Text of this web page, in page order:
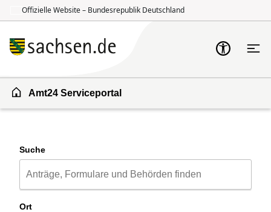
Offizielle Website – Bundesrepublik Deutschland
Amt24 Serviceportal
Suche
Ort